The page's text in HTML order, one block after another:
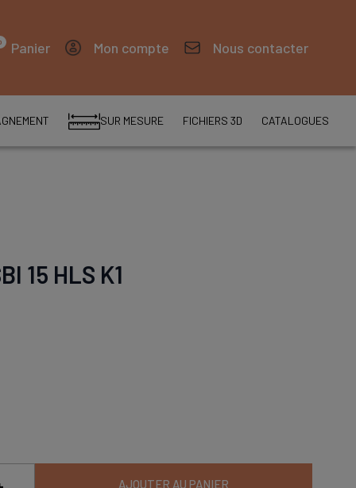
Panier Mon compte Nous contacter
SUR MESURE FICHIERS 3D CATALOGUES
15 HLS K1
AJOUTER AU PANIER